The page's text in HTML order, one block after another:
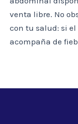
venta libre. No
con tu salud: si el
acompaña de